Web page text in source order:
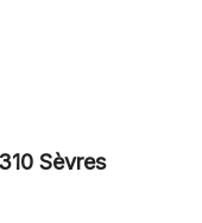
Sèvres